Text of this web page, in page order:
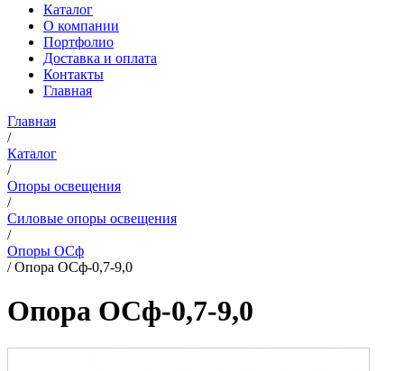
Каталог
О компании
Портфолио
Доставка и оплата
Контакты
Главная
Главная
/
Каталог
/
Опоры освещения
/
Силовые опоры освещения
/
Опоры ОСф
/Опора ОСф-0,7-9,0
Опора ОСф-0,7-9,0